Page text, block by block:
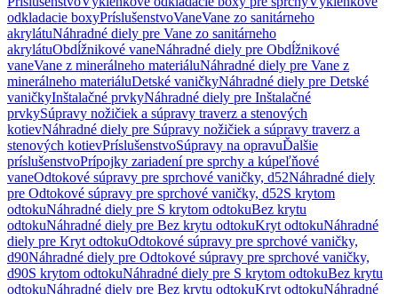
odkladacie boxyPríslušenstvoVaneVane zo sanitárneho
akrylátuNáhradné diely pre Vane zo sanitárneho
akrylátuObdĺžnikové vaneNáhradné diely pre Obdĺžnikové
vaneVane z minerálneho materiáluNáhradné diely pre Vane z
minerálneho materiáluDetské vaničkyNáhradné diely pre Detské
vaničkyInštalačné prvkyNáhradné diely pre Inštalačné
prvkySúpravy nožičiek a súpravy traverz a stenových
kotievNáhradné diely pre Súpravy nožičiek a súpravy traverz a
stenových kotievPríslušenstvoSúpravy na opravuĎalšie
príslušenstvoPrípojky zariadení pre sprchy a kúpeľňové
vaneOdtokové súpravy pre sprchové vaničky, d52Náhradné diely
pre Odtokové súpravy pre sprchové vaničky, d52S krytom
odtokuNáhradné diely pre S krytom odtokuBez krytu
odtokuNáhradné diely pre Bez krytu odtokuKryt odtokuNáhradné
diely pre Kryt odtokuOdtokové súpravy pre sprchové vaničky,
d90Náhradné diely pre Odtokové súpravy pre sprchové vaničky,
d90S krytom odtokuNáhradné diely pre S krytom odtokuBez krytu
odtokuNáhradné diely pre Bez krytu odtokuKryt odtokuNáhradné